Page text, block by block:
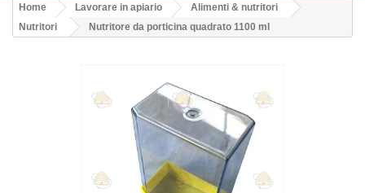
Home Lavorare in apiario
Alimenti & nutritori
Nutritori
Nutritore da porticina quadrato 1100 ml